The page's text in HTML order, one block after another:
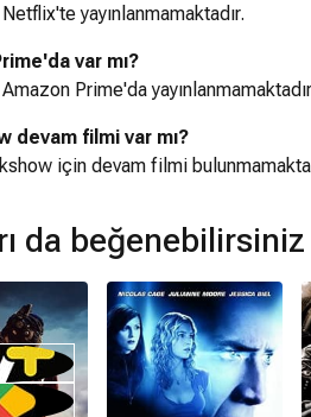
yayınlanmamaktadır.
var mı?
Amazon Prime'da
devam filmi var mı?
için devam filmi
da beğenebilirsiniz